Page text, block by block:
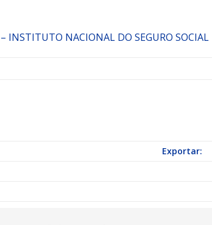
INSTITUTO NACIONAL DO SEGURO SOCIAL
Exportar: